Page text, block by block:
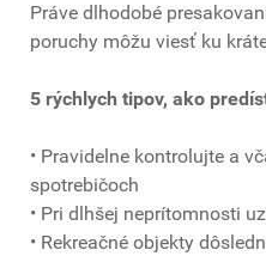
Práve dlhodobé
poruchy môžu viesť ku
5 rýchlych tipov, ako
• Pravidelne kontrolujte a
spotrebičoch
• Pri dlhšej neprítomnosti
• Rekreačné objekty